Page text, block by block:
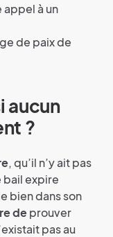
appel à un
de paix de
aucun
?
, qu’il n’y ait pas
bail expire
bien dans son
deprouver
pas au